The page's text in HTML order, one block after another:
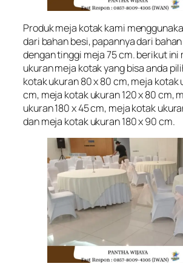
Produk meja kotak kami
dari bahan besi, papannya dari
dengan tinggi meja 75 cm. berikut ini
ukuran meja kotak yang bisa anda
kotak ukuran 80 x 80 cm, meja kotak
cm, meja kotak ukuran 120 x 80 cm,
ukuran 180 x 45 cm, meja kotak
dan meja kotak ukuran 180 x 90 cm.